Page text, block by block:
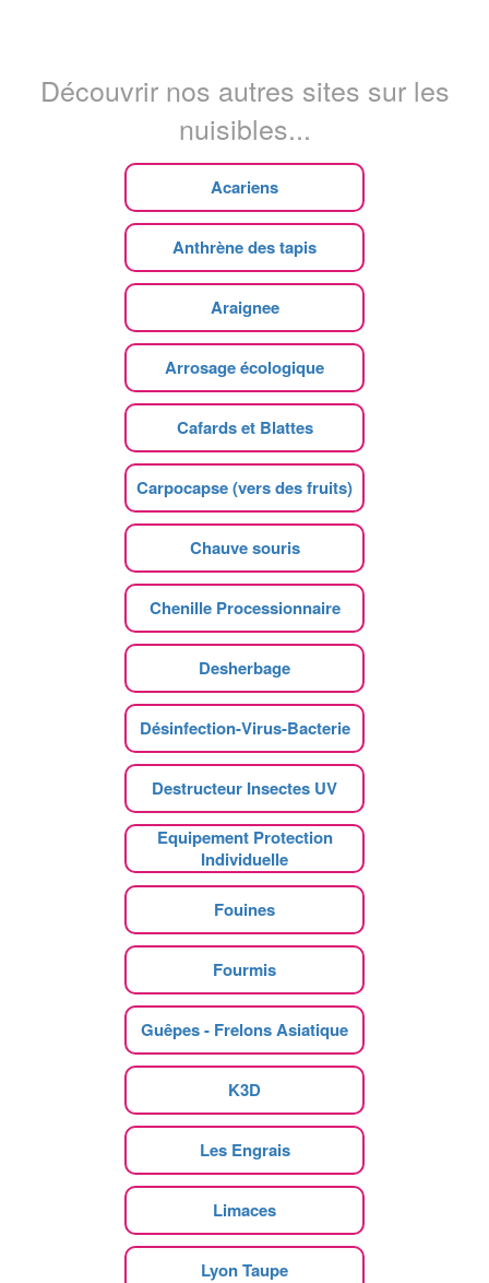
Découvrir nos autres sites sur les
nuisibles...
Acariens
Anthrène des tapis
Araignee
Arrosage écologique
Cafards et Blattes
Carpocapse (vers des fruits)
Chauve souris
Chenille Processionnaire
Desherbage
Désinfection-Virus-Bacterie
Destructeur Insectes UV
Equipement Protection
Individuelle
Fouines
Fourmis
Guêpes - Frelons Asiatique
K3D
Les Engrais
Limaces
Lyon Taupe